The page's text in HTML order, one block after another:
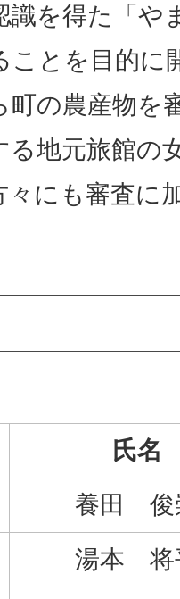
識を得た「
ことを目的に
町の農産物を
る地元旅館の
々にも審査に
氏名
養田 俊
湯本 将